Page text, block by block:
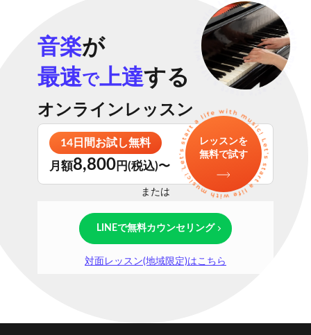
音楽が
最速で上達する
オンラインレッスン
14日間お試し無料
月額8,800円(税込)〜
レッスンを
無料で試す
または
LINEで無料カウンセリング
対面レッスン(地域限定)はこちら